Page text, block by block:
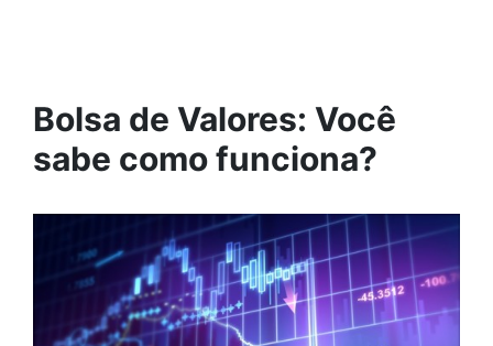
Bolsa de Valores: Você
sabe como funciona?